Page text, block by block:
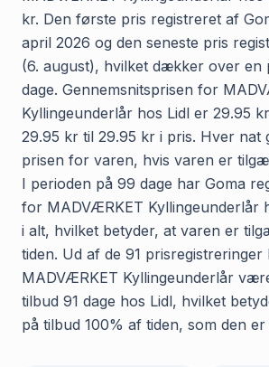
kr. Den første pris registreret af
april 2026 og den seneste pris
(6. august), hvilket dækker over en
dage. Gennemsnitsprisen for
Kyllingeunderlår hos Lidl er 29.95
29.95 kr til 29.95 kr i pris. Hver nat
prisen for varen, hvis varen er
I perioden på 99 dage har Goma
for MADVÆRKET Kyllingeunderlår
i alt, hvilket betyder, at varen er
tiden. Ud af de 91 prisregistreringer
MADVÆRKET Kyllingeunderlår
tilbud 91 dage hos Lidl, hvilket
på tilbud 100% af tiden, som den